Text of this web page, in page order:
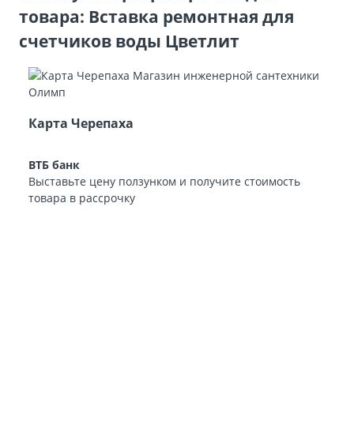
товара: Вставка ремонтная для
счетчиков воды Цветлит
Карта Черепаха
ВТБ банк
Выставьте цену ползунком и получите стоимость
товара в рассрочку